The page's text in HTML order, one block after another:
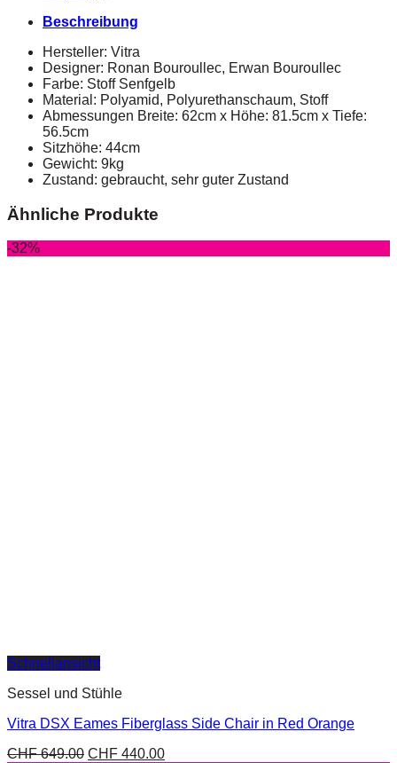
Beschreibung
Hersteller: Vitra
Designer: Ronan Bouroullec, Erwan Bouroullec
Farbe: Stoff Senfgelb
Material: Polyamid, Polyurethanschaum, Stoff
Abmessungen Breite: 62cm x Höhe: 81.5cm x Tiefe:
56.5cm
Sitzhöhe: 44cm
Gewicht: 9kg
Zustand: gebraucht, sehr guter Zustand
Ähnliche Produkte
-32%
Schnellansicht
Sessel und Stühle
Vitra DSX Eames Fiberglass Side Chair in Red Orange
CHF649.00 CHF 440.00